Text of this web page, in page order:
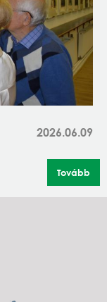
2026.06.09
Tovább